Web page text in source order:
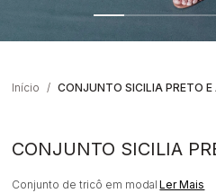
Início CONJUNTO SICILIA PRETO E
CONJUNTO SICILIA
Conjunto de tricô em modal Ler Mais